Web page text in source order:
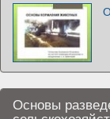
Основы